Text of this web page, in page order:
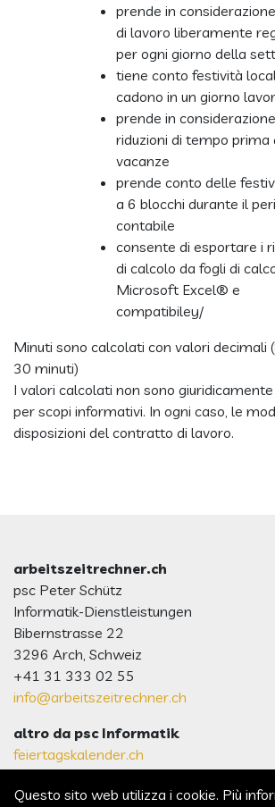
Questo sito web utilizza i cookie. Più
prende in
di lavoro liberamente
per ogni giorno della
tiene conto festività
cadono in un giorno
prende in considerazione
riduzioni di tempo prima
vacanze
prende conto delle
a 6 blocchi durante il
contabile
consente di esportare i
di calcolo da fogli di
Microsoft Excel® e
compatibiley/
Minuti sono calcolati con valori decimali
30 minuti)
I valori calcolati non sono
per scopi informativi. In ogni caso, le
disposizioni del contratto di lavoro.
arbeitszeitrechner.ch
psc Peter Schütz
Informatik-Dienstleistungen
Bibernstrasse 22
3296 Arch, Schweiz
+41 31 333 02 55
info@arbeitszeitrechner.ch
altro da psc Informatik
feiertagskalender.ch
psc.ch Homepage